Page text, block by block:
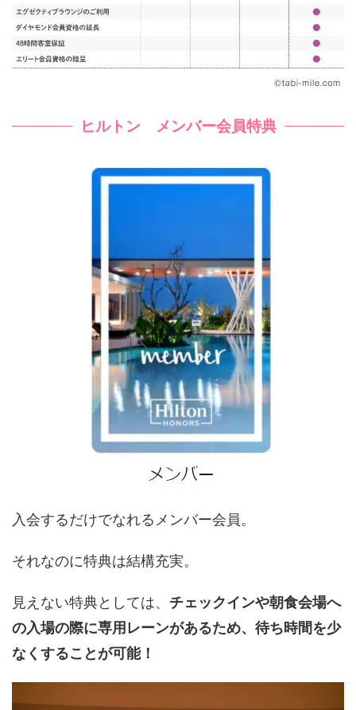
ヒルトン メンバー会員特典
入会するだけでなれるメンバー会員。
それなのに特典は結構充実。
見えない特典としては、 チェックインや朝食会場へ
の入場の際に専用レーンがあるため、待ち時間を少
なくすることが可能！